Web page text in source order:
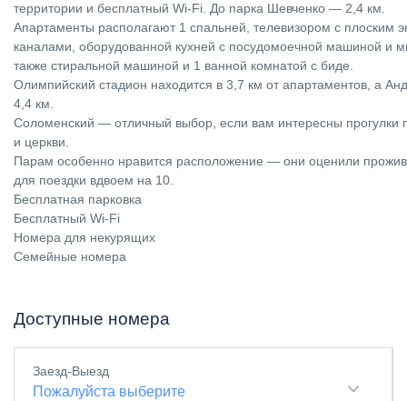
территории и бесплатный Wi-Fi. До парка Шевченко — 2,4 км.
Апартаменты располагают 1 спальней, телевизором с плоским
каналами, оборудованной кухней с посудомоечной машиной и
также стиральной машиной и 1 ванной комнатой с биде.
Олимпийский стадион находится в 3,7 км от апартаментов, а
4,4 км.
Соломенский — отличный выбор, если вам интересны прогулки
и церкви.
Парам особенно нравится расположение — они оценили
для поездки вдвоем на 10.
Бесплатная парковка
Бесплатный Wi-Fi
Номера для некурящих
Семейные номера
Доступные номера
Заезд-Выезд
Пожалуйста выберите